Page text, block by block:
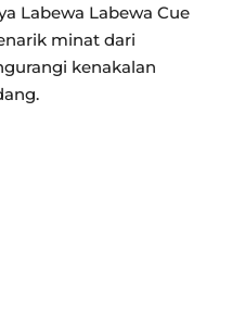
Labewa Labewa Cue
minat dari
kenakalan